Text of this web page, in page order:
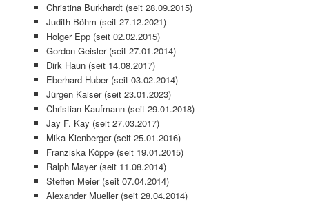
Christina Burkhardt (seit 28.09.2015)
Judith Böhm (seit 27.12.2021)
Holger Epp (seit 02.02.2015)
Gordon Geisler (seit 27.01.2014)
Dirk Haun (seit 14.08.2017)
Eberhard Huber (seit 03.02.2014)
Jürgen Kaiser (seit 23.01.2023)
Christian Kaufmann (seit 29.01.2018)
Jay F. Kay (seit 27.03.2017)
Mika Kienberger (seit 25.01.2016)
Franziska Köppe (seit 19.01.2015)
Ralph Mayer (seit 11.08.2014)
Steffen Meier (seit 07.04.2014)
Alexander Mueller (seit 28.04.2014)